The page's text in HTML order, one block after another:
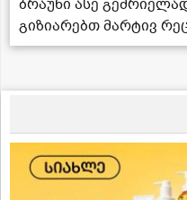
ბრაუნი ასე
გიზიარებთ მარტივ